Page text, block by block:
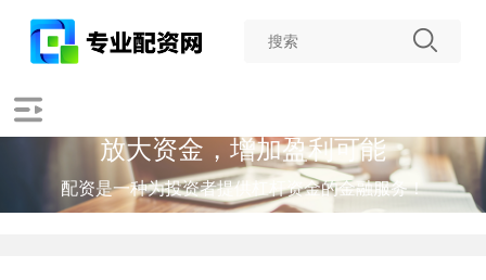
放大资金，增加盈利可能
配资是一种为投资者提供杠杆资金的金融服务！